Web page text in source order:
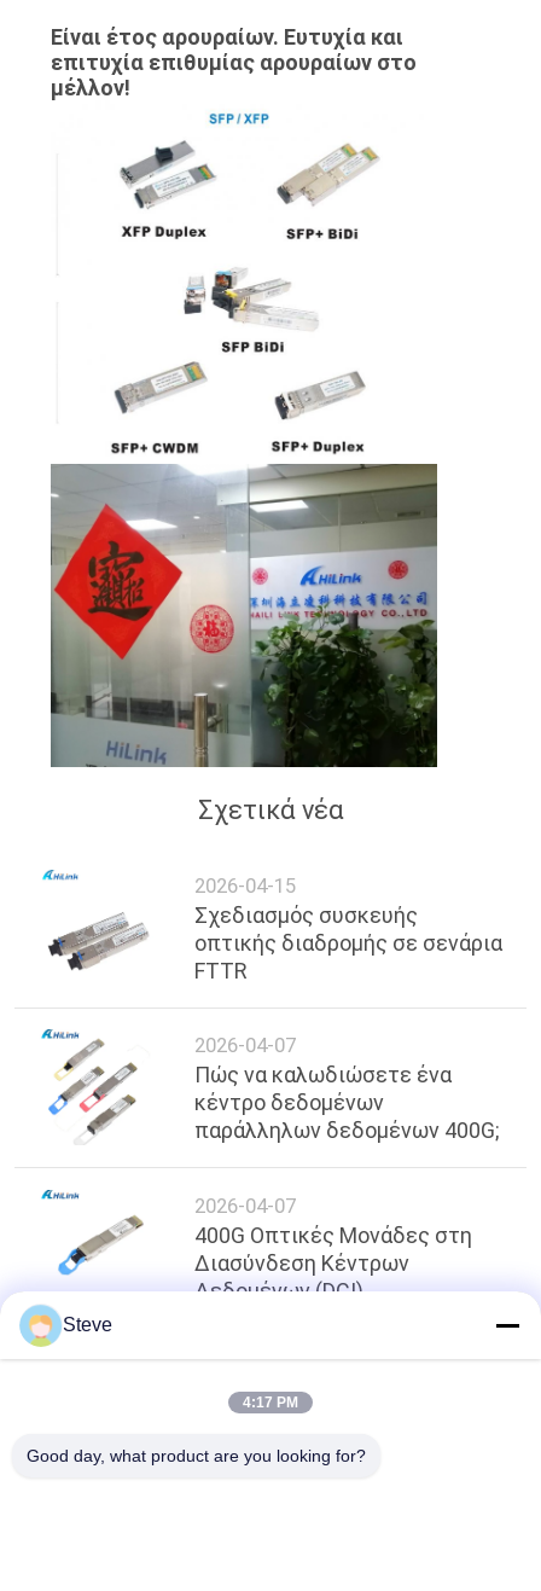
SITEMAP
ΠΟΛΙΤΙΚΉ
ΑΠΟΡΡΉΤΟΥ
Είναι έτος αρουραίων. Ευτυχία και
επιτυχία επιθυμίας αρουραίων στο
μέλλον!
Σχετικά νέα
2026-04-15
Σχεδιασμός συσκευής
οπτικής διαδρομής σε σενάρια
FTTR
2026-04-07
Πώς να καλωδιώσετε ένα
κέντρο δεδομένων
παράλληλων δεδομένων 400G;
2026-04-07
400G Οπτικές Μονάδες στη
Διασύνδεση Κέντρων
Δεδομένων (DCI)
κορυφή
Steve
4:17 PM
Good day, what product are you looking for?